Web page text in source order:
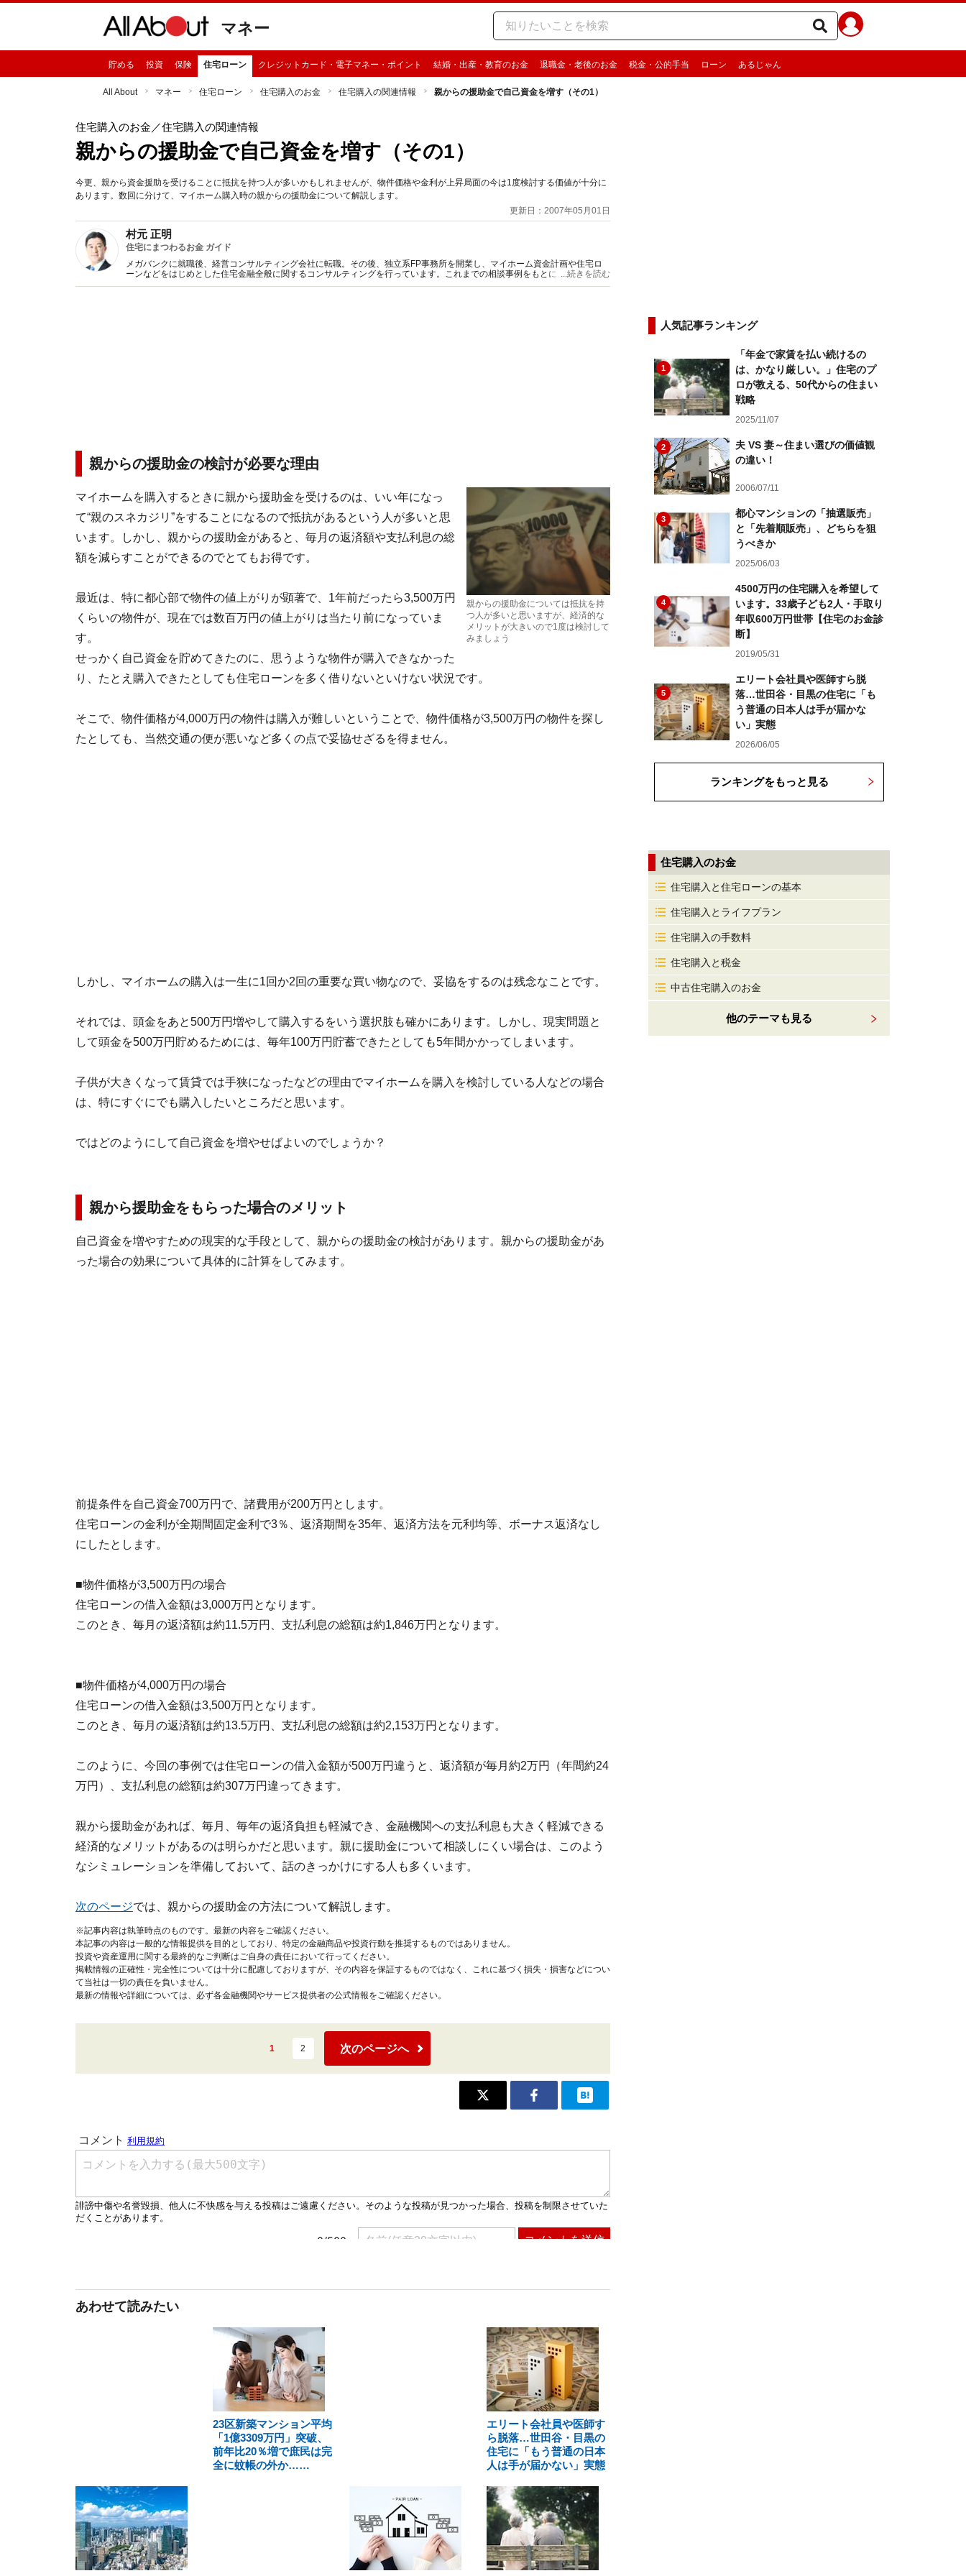
マネー
貯める 投資 保険 住宅ローン クレジットカード・電子マネー・ポイント 結婚・出産・教育のお金 退職金・老後のお金 税金・公的手当 ローン あるじゃん
All About マネー 住宅ローン 住宅購入のお金 住宅購入の関連情報 親からの援助金で自己資金を増す（その1）
住宅購入のお金 ／住宅購入の関連情報
親からの援助金で自己資金を増す（その1）
今更、親から資金援助を受けることに抵抗を持つ人が多いかもしれませんが、物件価格や金利が上昇局面の今は1度検討する価値が十分に
あります。数回に分けて、マイホーム購入時の親からの援助金について解説します。
更新日：2007年05月01日
村元 正明
住宅にまつわるお金 ガイド
メガバンクに就職後、経営コンサルティング会社に転職。その後、独立系FP事務所を開業し、マイホーム資金計画や住宅ロ
ーンなどをはじめとした住宅金融全般に関するコンサルティングを行っています。これまでの相談事例をもとに、基本からよ
く迷うポイントまで、ライフスタイルに合わせた計画を立てられるように指南します。
...続きを読む
親からの援助金の検討が必要な理由
親からの援助金については抵抗を持
つ人が多いと思いますが、経済的な
メリットが大きいので1度は検討して
みましょう
マイホームを購入するときに親から援助金を受けるのは、いい年になっ
て“親のスネカジリ”をすることになるので抵抗があるという人が多いと思
います。しかし、親からの援助金があると、毎月の返済額や支払利息の総
額を減らすことができるのでとてもお得です。
最近は、特に都心部で物件の値上がりが顕著で、1年前だったら3,500万円
くらいの物件が、現在では数百万円の値上がりは当たり前になっていま
す。
せっかく自己資金を貯めてきたのに、思うような物件が購入できなかった
り、たとえ購入できたとしても住宅ローンを多く借りないといけない状況です。
そこで、物件価格が4,000万円の物件は購入が難しいということで、物件価格が3,500万円の物件を探し
たとしても、当然交通の便が悪いなど多くの点で妥協せざるを得ません。
しかし、マイホームの購入は一生に1回か2回の重要な買い物なので、妥協をするのは残念なことです。
それでは、頭金をあと500万円増やして購入するをいう選択肢も確かにあります。しかし、現実問題と
して頭金を500万円貯めるためには、毎年100万円貯蓄できたとしても5年間かかってしまいます。
子供が大きくなって賃貸では手狭になったなどの理由でマイホームを購入を検討している人などの場合
は、特にすぐにでも購入したいところだと思います。
ではどのようにして自己資金を増やせばよいのでしょうか？
親から援助金をもらった場合のメリット
自己資金を増やすための現実的な手段として、親からの援助金の検討があります。親からの援助金があ
った場合の効果について具体的に計算をしてみます。
前提条件を自己資金700万円で、諸費用が200万円とします。
住宅ローンの金利が全期間固定金利で3％、返済期間を35年、返済方法を元利均等、ボーナス返済なし
にしたとします。
■物件価格が3,500万円の場合
住宅ローンの借入金額は3,000万円となります。
このとき、毎月の返済額は約11.5万円、支払利息の総額は約1,846万円となります。
■物件価格が4,000万円の場合
住宅ローンの借入金額は3,500万円となります。
このとき、毎月の返済額は約13.5万円、支払利息の総額は約2,153万円となります。
このように、今回の事例では住宅ローンの借入金額が500万円違うと、返済額が毎月約2万円（年間約24
万円）、支払利息の総額は約307万円違ってきます。
親から援助金があれば、毎月、毎年の返済負担も軽減でき、金融機関への支払利息も大きく軽減できる
経済的なメリットがあるのは明らかだと思います。親に援助金について相談しにくい場合は、このよう
なシミュレーションを準備しておいて、話のきっかけにする人も多くいます。
次のページでは、親からの援助金の方法について解説します。
※記事内容は執筆時点のものです。最新の内容をご確認ください。
本記事の内容は一般的な情報提供を目的としており、特定の金融商品や投資行動を推奨するものではありません。
投資や資産運用に関する最終的なご判断はご自身の責任において行ってください。
掲載情報の正確性・完全性については十分に配慮しておりますが、その内容を保証するものではなく、これに基づく損失・損害などについ
て当社は一切の責任を負いません。
最新の情報や詳細については、必ず各金融機関やサービス提供者の公式情報をご確認ください。
1 2 次のページへ
あわせて読みたい
23区新築マンション平均
「1億3309万円」突破、
前年比20％増で庶民は完
全に蚊帳の外か……
エリート会社員や医師す
ら脱落…世田谷・目黒の
住宅に「もう普通の日本
人は手が届かない」実態
人気記事ランキング
1
「年金で家賃を払い続けるの
は、かなり厳しい。」住宅のプ
ロが教える、50代からの住まい
戦略
2025/11/07
2
夫 VS 妻～住まい選びの価値観
の違い！
2006/07/11
3
都心マンションの「抽選販売」
と「先着順販売」、どちらを狙
うべきか
2025/06/03
4
4500万円の住宅購入を希望して
います。33歳子ども2人・手取り
年収600万円世帯【住宅のお金診
断】
2019/05/31
5
エリート会社員や医師すら脱
落…世田谷・目黒の住宅に「も
う普通の日本人は手が届かな
い」実態
2026/06/05
ランキングをもっと見る
住宅購入のお金
住宅購入と住宅ローンの基本
住宅購入とライフプラン
住宅購入の手数料
住宅購入と税金
中古住宅購入のお金
他のテーマも見る